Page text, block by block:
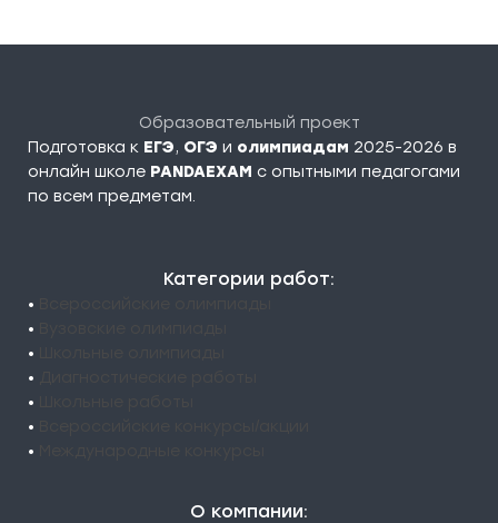
Образовательный проект
Подготовка к ЕГЭ, ОГЭ и олимпиадам 2025-2026 в
онлайн школе PANDAEXAM c опытными педагогами
по всем предметам.
Категории работ:
•
•
•
•
•
•
•
О компании: